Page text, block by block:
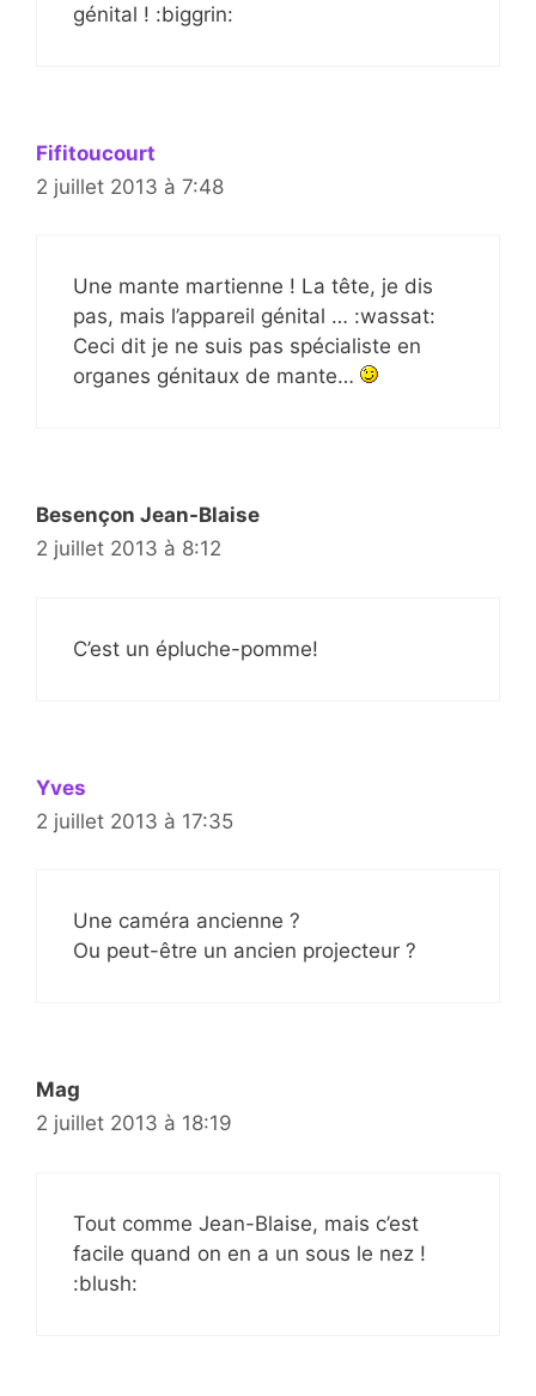
génital ! :biggrin:
Fifitoucourt
2 juillet 2013 à 7:48
Une mante martienne ! La tête, je dis
pas, mais l’appareil génital … :wassat:
Ceci dit je ne suis pas spécialiste en
organes génitaux de mante…
Besençon Jean-Blaise
2 juillet 2013 à 8:12
C’est un épluche-pomme!
Yves
2 juillet 2013 à 17:35
Une caméra ancienne ?
Ou peut-être un ancien projecteur ?
Mag
2 juillet 2013 à 18:19
Tout comme Jean-Blaise, mais c’est
facile quand on en a un sous le nez !
:blush: